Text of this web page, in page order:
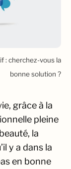
: cherchez-vous la
bonne solution ?
grâce à la
pleine
la
y a dans la
en bonne